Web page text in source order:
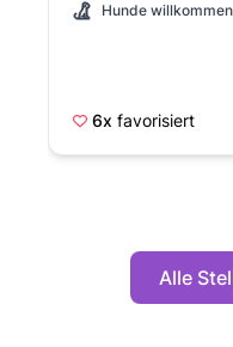
Hunde willkommen
6x favorisiert
Alle